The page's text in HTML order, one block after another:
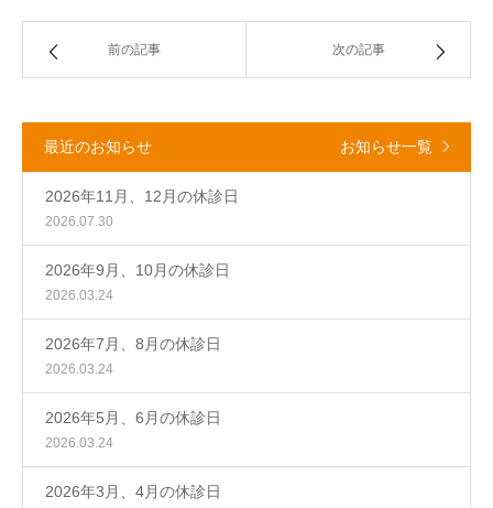
前の記事 次の記事
最近のお知らせ お知らせ一覧
2026年11月、12月の休診日
2026.07.30
2026年9月、10月の休診日
2026.03.24
2026年7月、8月の休診日
2026.03.24
2026年5月、6月の休診日
2026.03.24
2026年3月、4月の休診日